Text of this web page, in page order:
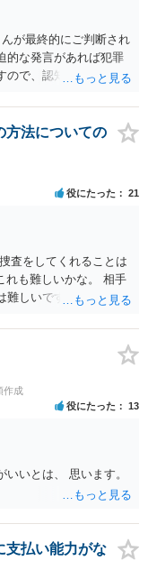
が最終的にご判断され
的な発言があれば犯罪
ので、認知等につきお
方法についての
役にたった 21
査をしてくれることは
れも難しいかな。 相手
難しいですね。 お役に
作成
役にたった 13
いとは、 思います。
支払い能力がな